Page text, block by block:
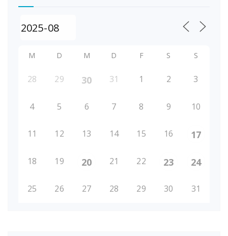
M D M D F S S
28 29 30 31 1 2 3
4 5 6 7 8 9 10
11 12 13 14 15 16 17
18 19 20 21 22 23 24
25 26 27 28 29 30 31